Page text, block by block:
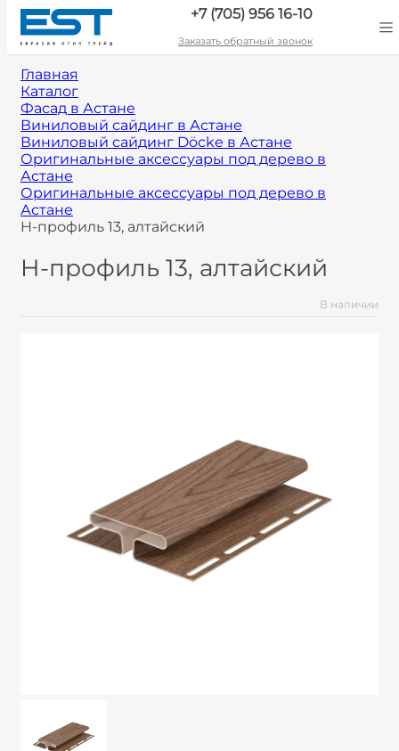
+7 (705) 956 16-10
Заказать обратный звонок
Главная
Каталог
Фасад в Астане
Виниловый сайдинг в Астане
Виниловый сайдинг Döcke в Астане
Оригинальные аксессуары под дерево в
Астане
Оригинальные аксессуары под дерево в
Астане
H-профиль 13, алтайский
H-профиль 13, алтайский
В наличии